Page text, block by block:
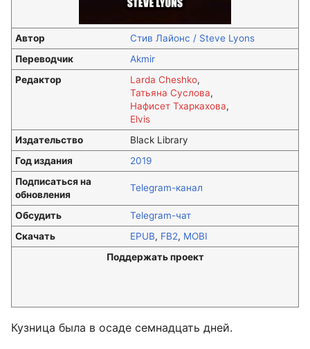
Автор
Стив Лайонс / Steve Lyons
Переводчик
Akmir
Редактор
Larda Cheshko,
Татьяна Суслова,
Нафисет Тхаркахова,
Elvis
Издательство
Black Library
Год издания
2019
Подписаться на
обновления
Telegram-канал
Обсудить
Telegram-чат
Скачать
EPUB, FB2, MOBI
Поддержать проект
Кузница была в осаде семнадцать дней.